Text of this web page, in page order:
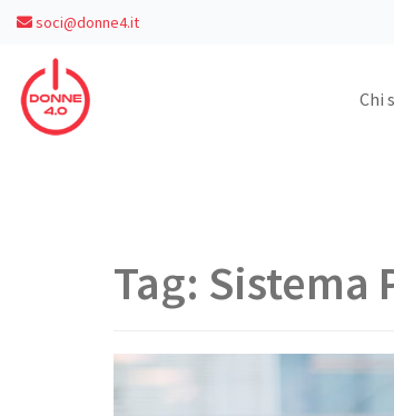
soci@donne4.it
Chi
Tag: Sistema